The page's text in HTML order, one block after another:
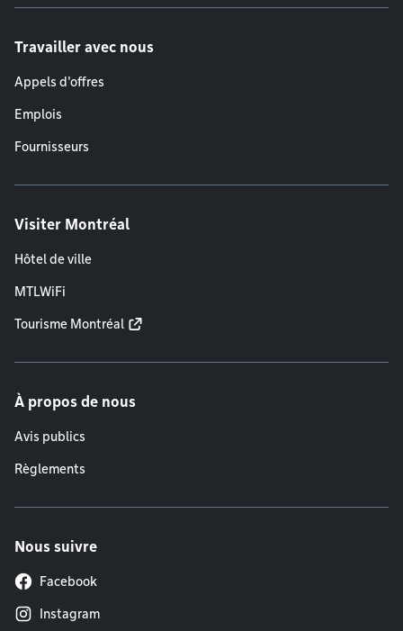
Travailler avec nous
Appels d'offres
Emplois
Fournisseurs
Visiter Montréal
Hôtel de ville
MTLWiFi
Tourisme Montréal
À propos de nous
Avis publics
Règlements
Nous suivre
Facebook
Instagram